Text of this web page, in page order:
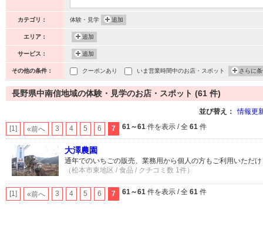
カテゴリ： 体験・見学 追加
エリア： 追加
サービス： 追加
その他の条件： クーポンあり いま営業時間中のお店・スポット さらに
長野県中南信地域の体験・見学のお店・スポット (61 件)
並び替え： 情報更
[1] «前へ 3 4 5 6 7 61～61 件を表示 / 全 61 件
大澤農園
通年でのいちごの販売、業務用から個人の方もご利用いただ
（松本市東地区 / 食品 / クチコミ数 1件）
[1] «前へ 3 4 5 6 7 61～61 件を表示 / 全 61 件